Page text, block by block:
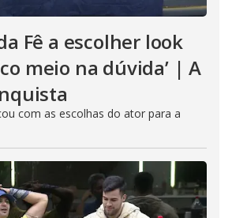
Fê a escolher look
meio na dúvida’ | A
com as escolhas do ator para a